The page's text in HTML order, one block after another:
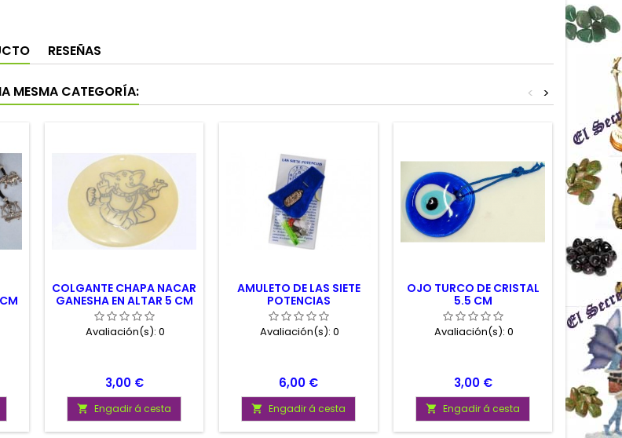
RESEÑAS
MESMA CATEGORÍA: >
<
COLGANTE CHAPA NACAR
GANESHA EN ALTAR 5 CM
Avaliación(s): 0
Prezo
3,00 €
 Engadir á cesta
AMULETO DE LAS SIETE
POTENCIAS
Avaliación(s): 0
Prezo
6,00 €
 Engadir á cesta
OJO TURCO DE CRISTAL
5.5 CM
Avaliación(s): 0
Prezo
3,00 €
 Engadir á cesta 